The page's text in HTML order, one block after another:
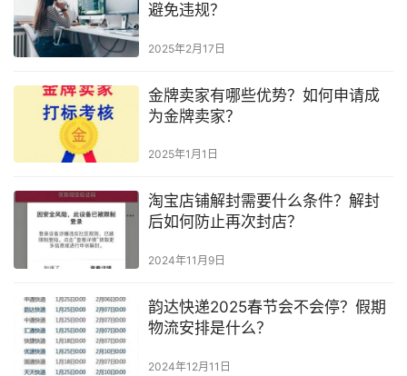
避免违规？
2025年2月17日
金牌卖家有哪些优势？如何申请成
为金牌卖家？
2025年1月1日
淘宝店铺解封需要什么条件？解封
后如何防止再次封店？
2024年11月9日
韵达快递2025春节会不会停？假期
物流安排是什么？
2024年12月11日